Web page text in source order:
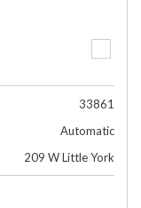
33861
Automatic
209 W Little York